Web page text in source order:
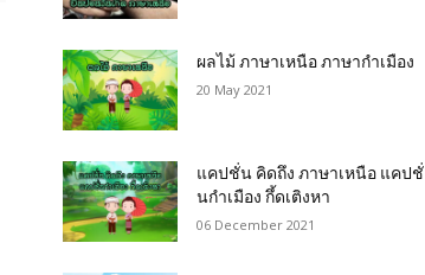
ผลไม้ ภาษาเหนือ ภาษากำเมือง
20 May 2021
แคปชั่น คิดถึง ภาษาเหนือ แคปชั่
นกำเมือง กึ้ดเติงหา
06 December 2021